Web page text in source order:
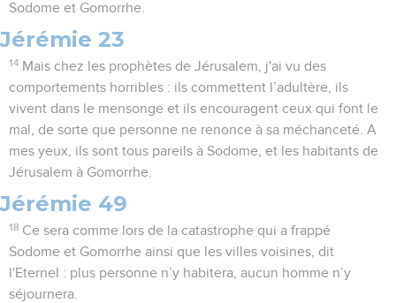
Sodome et Gomorrhe.
Jérémie 23
14 Mais chez les prophètes de Jérusalem, j'ai vu des
comportements horribles : ils commettent l’adultère, ils
vivent dans le mensonge et ils encouragent ceux qui font le
mal, de sorte que personne ne renonce à sa méchanceté. A
mes yeux, ils sont tous pareils à Sodome, et les habitants de
Jérusalem à Gomorrhe.
Jérémie 49
18 Ce sera comme lors de la catastrophe qui a frappé
Sodome et Gomorrhe ainsi que les villes voisines, dit
l'Eternel : plus personne n’y habitera, aucun homme n’y
séjournera.